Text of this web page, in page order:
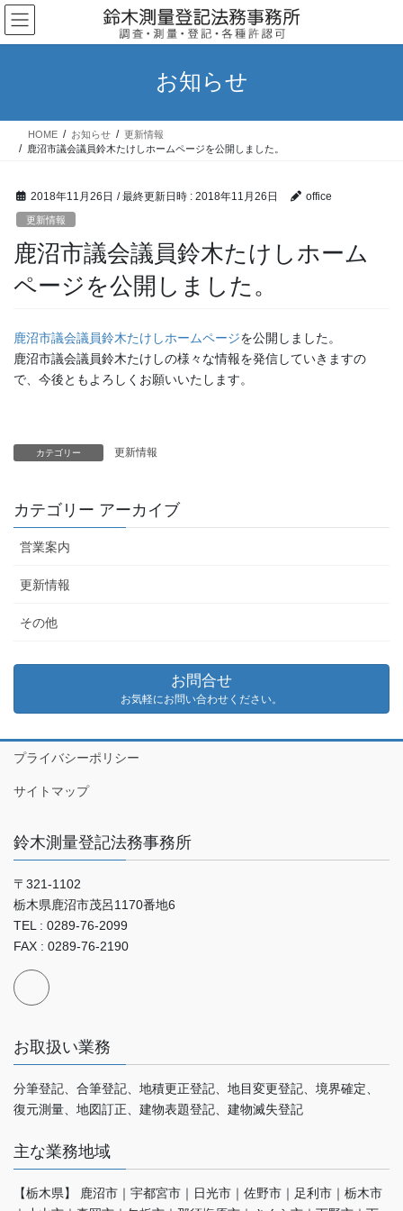
コ
ン
テ
ス
ナ
ビ
ゲ
ン
お知らせ
HOME お知らせ
更新情報
鹿沼市議会議員鈴木たけしホームページを公開しました。
2018年11月26日 / 最終更新日時 : 2018年11月26日 office
更新情報
鹿沼市議会議員鈴木たけしホーム
ページを公開しました。
鹿沼市議会議員鈴木たけしホームページを公開しました。
鹿沼市議会議員鈴木たけしの様々な情報を発信していきますの
で、今後ともよろしくお願いいたします。
カテゴリー 更新情報
カテゴリー アーカイブ
営業案内
更新情報
その他
お問合せ
お気軽にお問い合わせください。
プライバシーポリシー
サイトマップ
鈴木測量登記法務事務所
〒321-1102
栃木県鹿沼市茂呂1170番地6
TEL : 0289-76-2099
FAX : 0289-76-2190
お取扱い業務
分筆登記、合筆登記、地積更正登記、地目変更登記、境界確定、
復元測量、地図訂正、建物表題登記、建物滅失登記
主な業務地域
【栃木県】 鹿沼市｜宇都宮市｜日光市｜佐野市｜足利市｜栃木市